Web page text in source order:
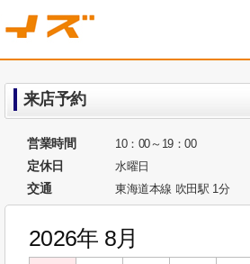
来店予約
営業時間 10：00～19：00
定休日 水曜日
交通 東海道本線 吹田駅 1分
2026年 8月